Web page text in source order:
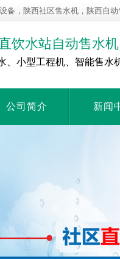
备，陕西社区售水机，陕西自
饮水站自动售水机
、小型工程机、智能售水
公司简介 新闻